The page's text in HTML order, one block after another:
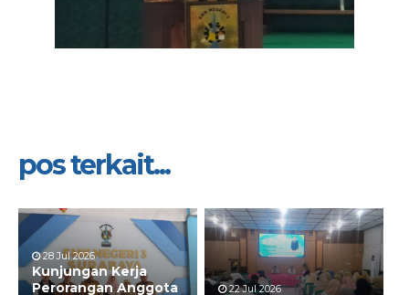
pos terkait...
28 Jul 2026
Kunjungan Kerja
Perorangan Anggota
22 Jul 2026